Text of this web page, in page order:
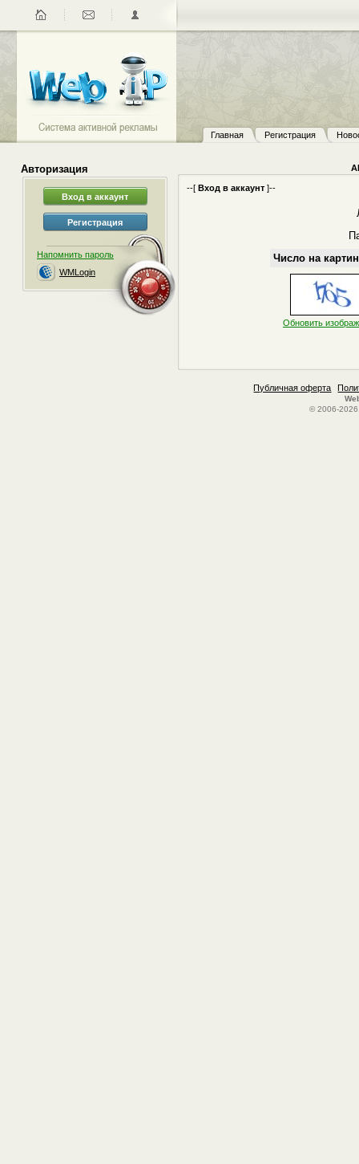
Главная Регистрация
Авторизация
Напомнить пароль
WMLogin
--[ Вход в аккаунт ]--
Число на
Обновить
Публичная оферта
© 2006-